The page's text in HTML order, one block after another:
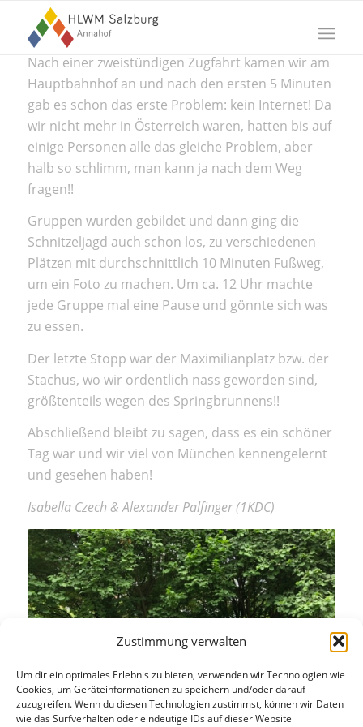
Zustimmung verwalten
Um dir ein optimales Erlebnis zu bieten, verwenden wir Technologien wie
Cookies, um Geräteinformationen zu speichern und/oder darauf
zuzugreifen. Wenn du diesen Technologien zustimmst, können wir Daten
wie das Surfverhalten oder eindeutige IDs auf dieser Website
Nach einer zweistündigen Zugfahrt kamen wir am
Hauptbahnhof an und nach den ersten 5 Minuten
gab es schon das erste Problem: kein Internet! Da
wir nicht mehr in Österreich waren, hatten bis auf
einige Personen alle das gleiche Problem, aber
halb so schlimm, man kann ja nach dem Weg
fragen!!
Gruppen wurden gebildet und dann ging die
Schnitzeljagd auch schon los, zu verschiedenen
Plätzen mit durchschnittlich 10 Minuten Fußweg,
um ein Foto zu machen. Um ca. 12 Uhr machte
jede Gruppe mal eine Pause und gönnte sich was
zu essen.
Der letzte Stopp war der Maximilianplatz bzw. der
Stachus, wo wir ordentlich nass geworden sind,
größtenteils wegen des Springbrunnens!!
Abschließend bleibt zu sagen, dass es ein schöner
Tag war und wir viel von München kennengelernt
und gesehen haben!
Isabella Czech & Alexander Palfinger (1KDC)